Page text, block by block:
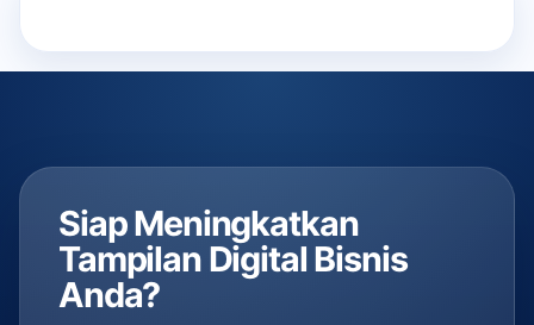
Siap Meningkatkan
Tampilan Digital Bisnis
Anda?